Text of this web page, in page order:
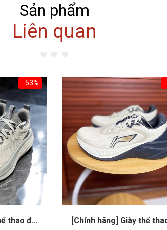
Sản phẩm
Liên quan
- 53%
thao đa
[Chính hãng] Giày thể